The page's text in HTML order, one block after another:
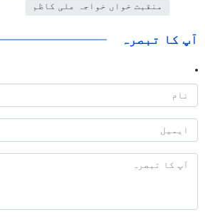
منقبت خواں خواجہ علی کاظم
آپ کا تبصرہ